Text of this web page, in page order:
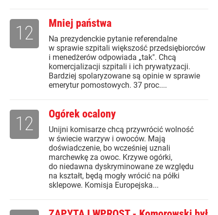
Mniej państwa
Na prezydenckie pytanie referendalne
w sprawie szpitali większość przedsiębiorców
i menedżerów odpowiada „tak". Chcą
komercjalizacji szpitali i ich prywatyzacji.
Bardziej spolaryzowane są opinie w sprawie
emerytur pomostowych. 37 proc....
12
Ogórek ocalony
Unijni komisarze chcą przywrócić wolność
w świecie warzyw i owoców. Mają
doświadczenie, bo wcześniej uznali
marchewkę za owoc. Krzywe ogórki,
do niedawna dyskryminowane ze względu
na kształt, będą mogły wrócić na półki
sklepowe. Komisja Europejska...
12